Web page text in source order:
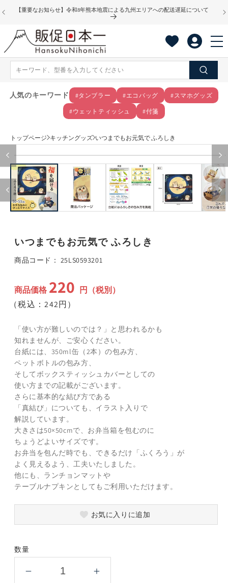
ンツに
【重要なお知らせ】令和8年熊本地震による九州エリアへの配送遅延について
人気のキーワード #タンブラー #エコバッグ #スマホグッズ
#ウェットティッシュ #付箋
トップページ キッチングッズ いつまでもお元気で ふろしき
商品情
報にス
キップ
ー
ダ
ル
で
メ
デ
(1)
開
いつまでもお元気で ふろしき
商品コード： SKU:
25LS0593201
商品価格 通
常
格
220 円（税別）
（税込：242円）
「使い方が難しいのでは？」と思われるかも
知れませんが、ご安心ください。
台紙には、350ml缶（2本）の包み方、
ペットボトルの包み方、
そしてボックスティッシュカバーとしての
使い方までの記載がございます。
さらに基本的な結び方である
「真結び」についても、イラスト入りで
解説しています。
大きさは50×50cmで、お弁当箱を包むのに
ちょうどよいサイズです。
お弁当を包んだ時でも、できるだけ「ふくろう」が
よく見えるよう、工夫いたしました。
他にも、ランチョンマットや
テーブルナプキンとしてもご利用いただけます。
お気に入りに追加
数量
い